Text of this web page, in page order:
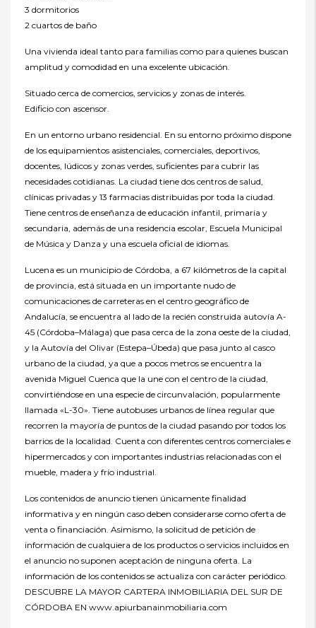
3 dormitorios
2 cuartos de baño
Una vivienda ideal tanto para familias como para quienes buscan
amplitud y comodidad en una excelente ubicación.
Situado cerca de comercios, servicios y zonas de interés.
Edificio con ascensor.
En un entorno urbano residencial. En su entorno próximo dispone
de los equipamientos asistenciales, comerciales, deportivos,
docentes, lúdicos y zonas verdes, suficientes para cubrir las
necesidades cotidianas. La ciudad tiene dos centros de salud,
clínicas privadas y 13 farmacias distribuidas por toda la ciudad.
Tiene centros de enseñanza de educación infantil, primaria y
secundaria, además de una residencia escolar, Escuela Municipal
de Música y Danza y una escuela oficial de idiomas.
Lucena es un municipio de Córdoba, a 67 kilómetros de la capital
de provincia, está situada en un importante nudo de
comunicaciones de carreteras en el centro geográfico de
Andalucía, se encuentra al lado de la recién construida autovía A-
45 (Córdoba–Málaga) que pasa cerca de la zona oeste de la ciudad,
y la Autovía del Olivar (Estepa–Úbeda) que pasa junto al casco
urbano de la ciudad, ya que a pocos metros se encuentra la
avenida Miguel Cuenca que la une con el centro de la ciudad,
convirtiéndose en una especie de circunvalación, popularmente
llamada «L-30». Tiene autobuses urbanos de línea regular que
recorren la mayoría de puntos de la ciudad pasando por todos los
barrios de la localidad. Cuenta con diferentes centros comerciales e
hipermercados y con importantes industrias relacionadas con el
mueble, madera y frío industrial.
Los contenidos de anuncio tienen únicamente finalidad
informativa y en ningún caso deben considerarse como oferta de
venta o financiación. Asimismo, la solicitud de petición de
información de cualquiera de los productos o servicios incluidos en
el anuncio no suponen aceptación de ninguna oferta. La
información de los contenidos se actualiza con carácter periódico.
DESCUBRE LA MAYOR CARTERA INMOBILIARIA DEL SUR DE
CÓRDOBA EN www.apiurbanainmobiliaria.com